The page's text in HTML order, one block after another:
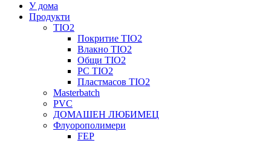
У дома
Продукти
TIO2
Покритие TIO2
Влакно TIO2
Общи TIO2
PC TIO2
Пластмасов TIO2
Masterbatch
PVC
ДОМАШЕН ЛЮБИМЕЦ
Флуорополимери
FEP